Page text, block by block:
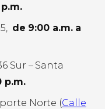
de 9:00 a.m. a
Sur – Santa
p.m.
Norte (Calle